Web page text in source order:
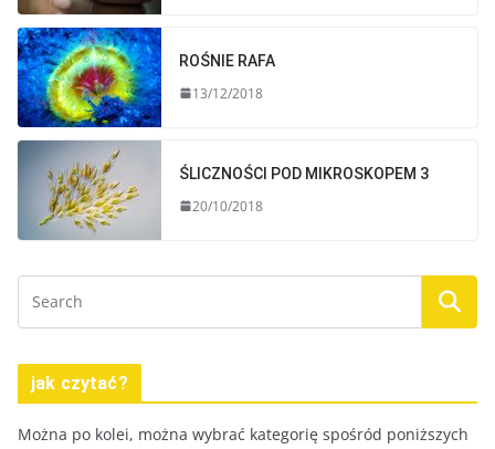
ROŚNIE RAFA
13/12/2018
ŚLICZNOŚCI POD MIKROSKOPEM 3
20/10/2018
jak czytać?
Można po kolei, można wybrać kategorię spośród poniższych